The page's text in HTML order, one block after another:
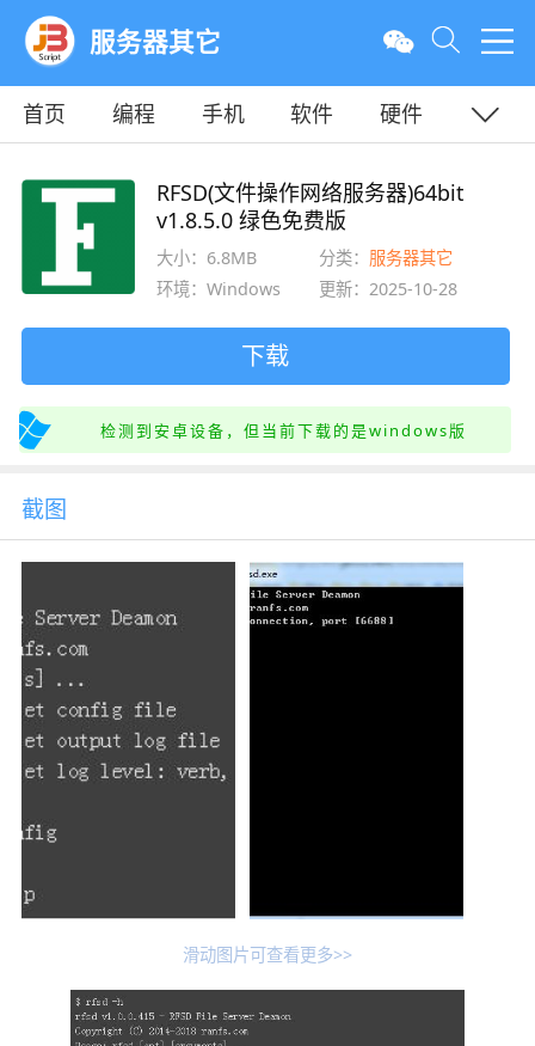
服务器其它
首页 编程 手机 软件
硬件
RFSD(文件操作网络服务器)64bit
v1.8.5.0 绿色免费版
大小：6.8MB 分类： 服务器其它
环境：Windows
更新：2025-10-28
下载
检测到安卓设备，但当前下载的是windows版
截图
滑动图片可查看更多>>